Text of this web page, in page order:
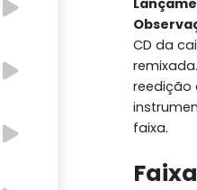
CD da
reedição
faixa.